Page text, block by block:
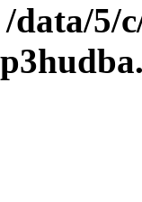
/data/5/